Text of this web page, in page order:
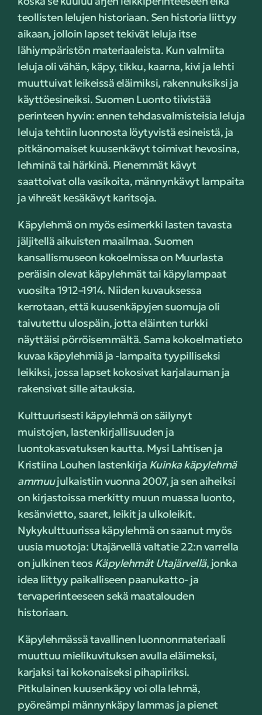
teollisten lelujen historiaan. Sen historia liittyy
aikaan, jolloin lapset tekivät leluja itse
lähiympäristön materiaaleista. Kun valmiita
leluja oli vähän, käpy, tikku, kaarna, kivi ja lehti
muuttuivat leikeissä eläimiksi, rakennuksiksi ja
käyttöesineiksi. Suomen Luonto tiivistää
perinteen hyvin: ennen tehdasvalmisteisia leluja
leluja tehtiin luonnosta löytyvistä esineistä, ja
pitkänomaiset kuusenkävyt toimivat hevosina,
lehminä tai härkinä. Pienemmät kävyt
saattoivat olla vasikoita, männynkävyt lampaita
ja vihreät kesäkävyt karitsoja.
Käpylehmä on myös esimerkki lasten tavasta
jäljitellä aikuisten maailmaa. Suomen
kansallismuseon kokoelmissa on Muurlasta
peräisin olevat käpylehmät tai käpylampaat
vuosilta 1912–1914. Niiden kuvauksessa
kerrotaan, että kuusenkäpyjen suomuja oli
taivutettu ulospäin, jotta eläinten turkki
näyttäisi pörröisemmältä. Sama kokoelmatieto
kuvaa käpylehmiä ja -lampaita tyypilliseksi
leikiksi, jossa lapset kokosivat karjalauman ja
rakensivat sille aitauksia.
Kulttuurisesti käpylehmä on säilynyt
muistojen, lastenkirjallisuuden ja
luontokasvatuksen kautta. Mysi Lahtisen ja
Kristiina Louhen lastenkirja Kuinka käpylehmä
ammuujulkaistiin vuonna 2007, ja sen aiheiksi
on kirjastoissa merkitty muun muassa luonto,
kesänvietto, saaret, leikit ja ulkoleikit.
Nykykulttuurissa käpylehmä on saanut myös
uusia muotoja: Utajärvellä valtatie 22:n varrella
on julkinen teos Käpylehmät Utajärvellä, jonka
idea liittyy paikalliseen paanukatto- ja
tervaperinteeseen sekä maatalouden
historiaan.
Käpylehmässä tavallinen luonnonmateriaali
muuttuu mielikuvituksen avulla eläimeksi,
karjaksi tai kokonaiseksi pihapiiriksi.
Pitkulainen kuusenkäpy voi olla lehmä,
pyöreämpi männynkäpy lammas ja pienet